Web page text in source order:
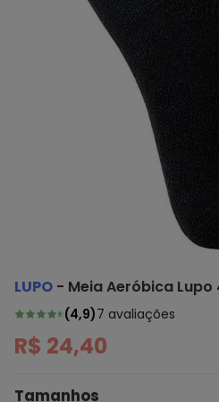
LUPO - Meia Aeróbica Lupo
(4,9)7 avaliações
R$ 24,40
Tamanhos